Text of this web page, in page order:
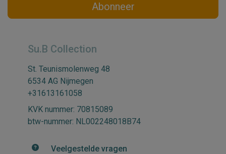
Abonneer
Su.B Collection
St. Teunismolenweg 48
6534 AG Nijmegen
+31613161058
KVK nummer: 70815089
btw-nummer: NL002248018B74
Veelgestelde vragen